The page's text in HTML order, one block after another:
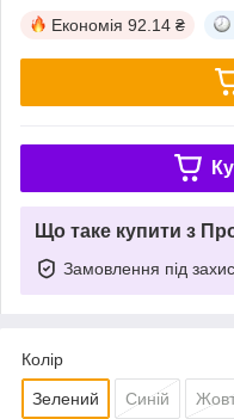
Економія 92.14 ₴
Що таке купити з
Замовлення під
Колір
Зелений Синій